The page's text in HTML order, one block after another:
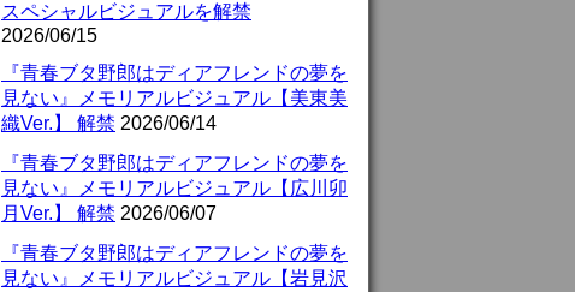
スペシャルビジュアルを解禁
2026/06/15
『青春ブタ野郎はディアフレンドの夢を
見ない』メモリアルビジュアル【美東美
織Ver.】 解禁 2026/06/14
『青春ブタ野郎はディアフレンドの夢を
見ない』メモリアルビジュアル【広川卯
月Ver.】 解禁 2026/06/07
『青春ブタ野郎はディアフレンドの夢を
見ない』メモリアルビジュアル【岩見沢